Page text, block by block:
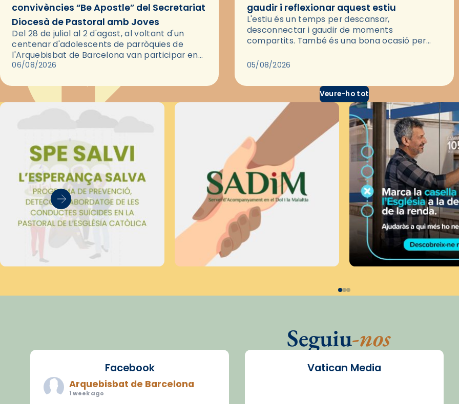
convivències “Be Apostle” del Secretariat
Diocesà de Pastoral amb Joves
Del 28 de juliol al 2 d'agost, al voltant d'un
centenar d'adolescents de parròquies de
l'Arquebisbat de Barcelona van participar en
les convivències Be Apostle, organitzades pel
06/08/2026
gaudir i reflexionar aquest estiu
L'estiu és un temps per descansar,
desconnectar i gaudir de moments
compartits. També és una bona ocasió per
través del cinema, reflexionar sobre les…
05/08/2026
Veure-ho tot
Seguiu-nos
Facebook
Arquebisbat de Barcelona
1 week ago
Vatican Media